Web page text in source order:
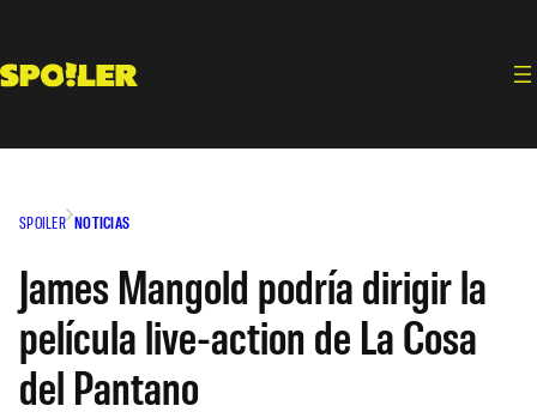
contenido
SPOILER NOTICIAS
James Mangold podría dirigir la
película live-action de La Cosa
del Pantano